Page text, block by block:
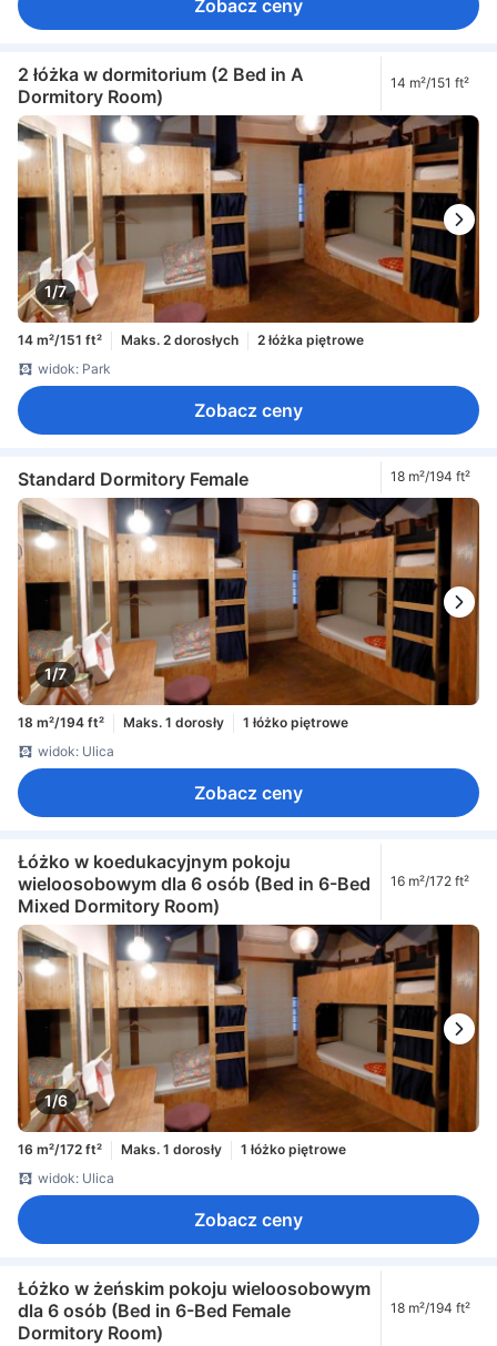
Zobacz ceny
2 łóżka w dormitorium (2 Bed in A
Dormitory Room)
14 m²/151 ft²
1/7
14 m²/151 ft² Maks. 2 dorosłych
2 łóżka piętrowe
widok: Park
Zobacz ceny
Standard Dormitory Female 18 m²/194 ft²
1/7
18 m²/194 ft² Maks. 1 dorosły
1 łóżko piętrowe
widok: Ulica
Zobacz ceny
Łóżko w koedukacyjnym pokoju
wieloosobowym dla 6 osób (Bed in 6-Bed
Mixed Dormitory Room)
16 m²/172 ft²
1/6
16 m²/172 ft² Maks. 1 dorosły
1 łóżko piętrowe
widok: Ulica
Zobacz ceny
Łóżko w żeńskim pokoju wieloosobowym
dla 6 osób (Bed in 6-Bed Female
Dormitory Room)
18 m²/194 ft²